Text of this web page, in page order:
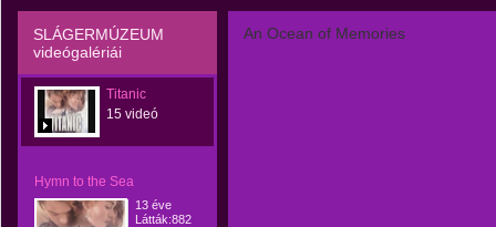
SLÁGERMÚZEUM
videógalériái
Titanic
15 videó
Hymn to the Sea
13 éve
Látták:882
An Ocean of Memories